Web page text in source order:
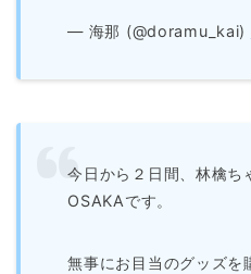
— 海那 (@doramu_kai)
今日から２日間、林檎ち
OSAKAです。
無事にお目当のグッズを